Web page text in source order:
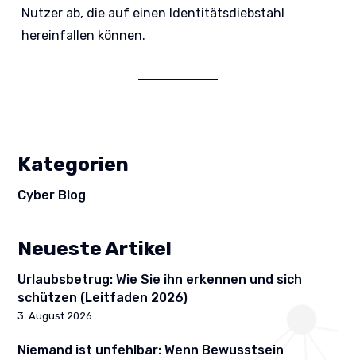
Kategorien
Cyber Blog
Neueste Artikel
Urlaubsbetrug: Wie Sie ihn erkennen und sich
schützen (Leitfaden 2026)
3. August 2026
Niemand ist unfehlbar: Wenn Bewusstsein
Nutzer ab, die auf einen Identitätsdiebstahl
hereinfallen können.